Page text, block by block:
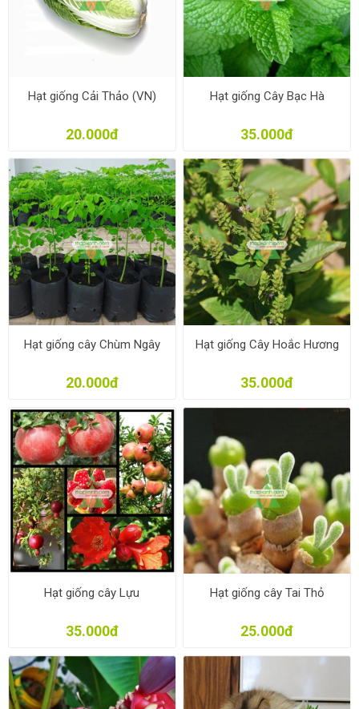
Hạt giống Cải Thảo (VN)
20.000đ
Hạt giống Cây Bạc Hà
35.000đ
Hạt giống cây Chùm Ngây
20.000đ
Hạt giống Cây Hoắc Hương
35.000đ
Hạt giống cây Lựu
35.000đ
Hạt giống cây Tai Thỏ
25.000đ